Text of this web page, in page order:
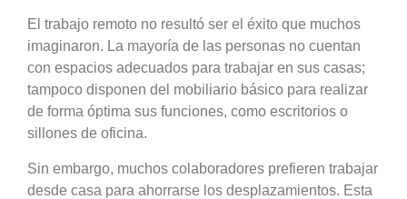
El trabajo remoto no resultó ser el éxito que muchos
imaginaron. La mayoría de las personas no cuentan
con espacios adecuados para trabajar en sus casas;
tampoco disponen del mobiliario básico para realizar
de forma óptima sus funciones, como escritorios o
sillones de oficina.
Sin embargo, muchos colaboradores prefieren trabajar
desde casa para ahorrarse los desplazamientos. Esta